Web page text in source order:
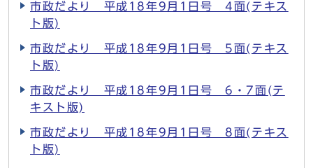
市政だより 平成18年9月1日号 4面(テキス
ト版)
市政だより 平成18年9月1日号 5面(テキス
ト版)
市政だより 平成18年9月1日号 6・7面(テ
キスト版)
市政だより 平成18年9月1日号 8面(テキス
ト版)